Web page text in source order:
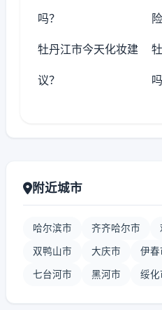
吗？
牡丹江市今天化妆建
议？
附近城市
哈尔滨市 齐齐哈尔市
双鸭山市 大庆市 伊春
七台河市 黑河市 绥化